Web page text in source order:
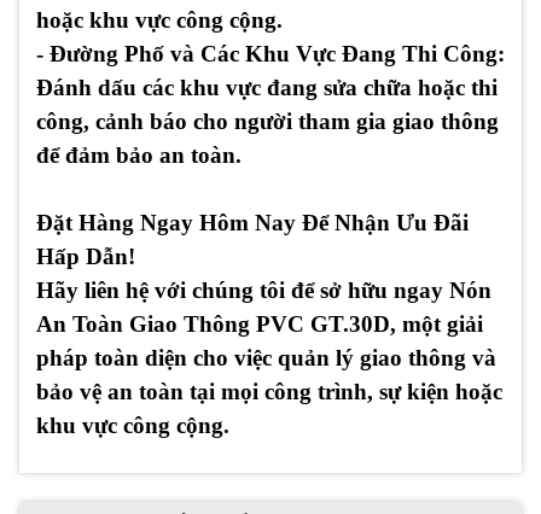
hoặc khu vực công cộng.
- Đường Phố và Các Khu Vực Đang Thi Công:
Đánh dấu các khu vực đang sửa chữa hoặc thi
công, cảnh báo cho người tham gia giao thông
để đảm bảo an toàn.
Đặt Hàng Ngay Hôm Nay Để Nhận Ưu Đãi
Hấp Dẫn!
Hãy liên hệ với chúng tôi để sở hữu ngay Nón
An Toàn Giao Thông PVC GT.30D, một giải
pháp toàn diện cho việc quản lý giao thông và
bảo vệ an toàn tại mọi công trình, sự kiện hoặc
khu vực công cộng.